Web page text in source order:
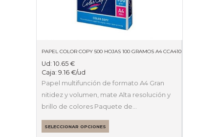
PAPEL COLOR COPY 500 HOJAS 100 GRAMOS A4 CCA4100
Ud: 10.65 €
Caja: 9.16 €/ud
Papel multifunción de formato A4 Gran
nitidez y volumen, mate Alta resolución y
brillo de colores Paquete de…
SELECCIONAR OPCIONES